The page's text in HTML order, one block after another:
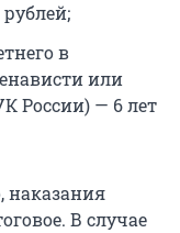
в
или
России) — 6 лет
наказания
В случае